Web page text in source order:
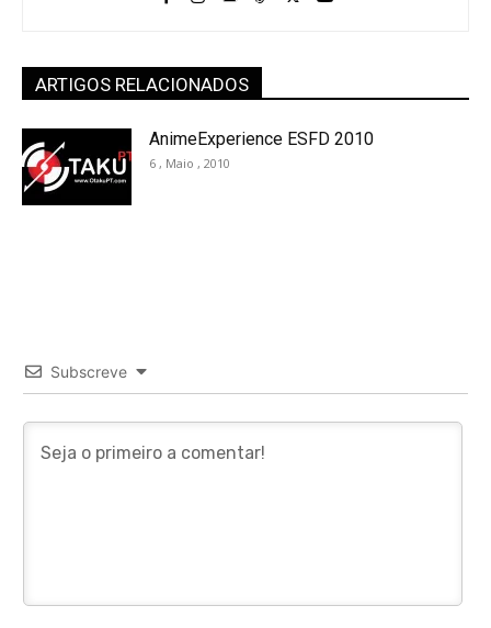
ARTIGOS RELACIONADOS
AnimeExperience ESFD 2010
6 , Maio , 2010
Subscreve